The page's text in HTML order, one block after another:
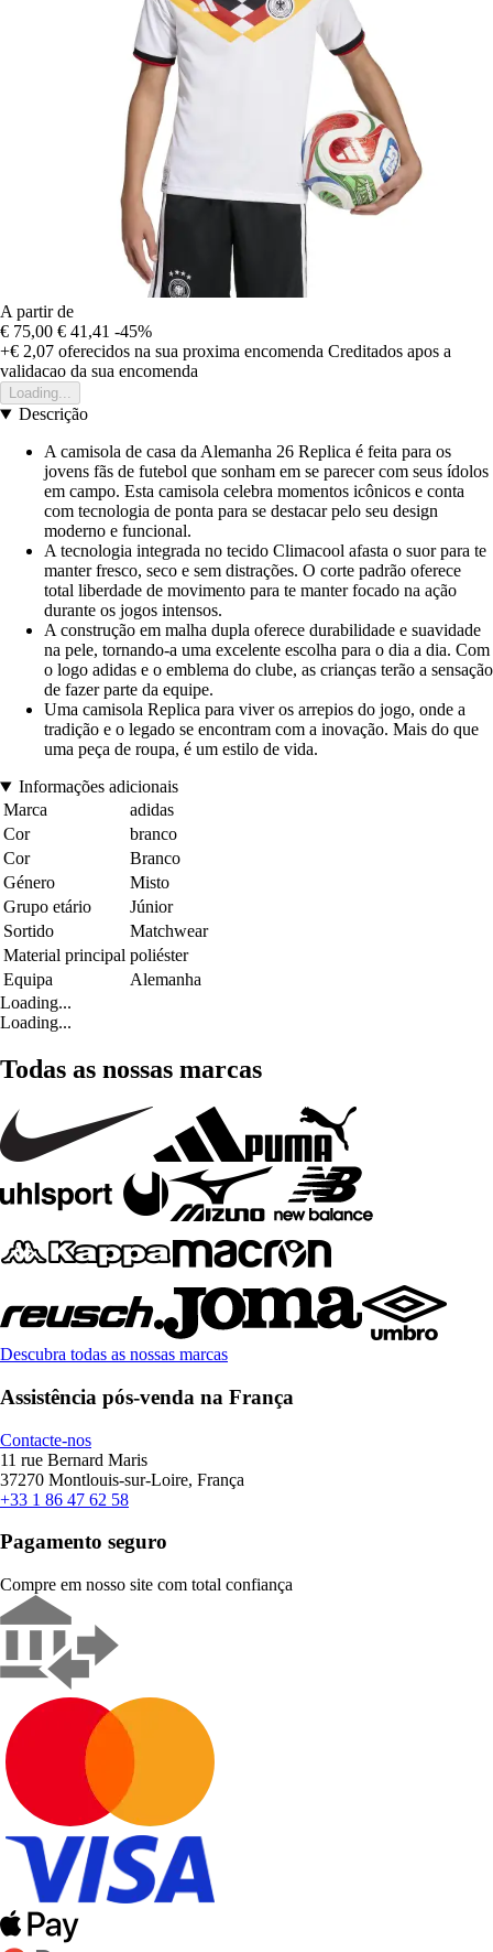
A partir de
€ 75,00 € 41,41 -45%
+€ 2,07 oferecidos na sua proxima encomenda Creditados apos a
validacao da sua encomenda
Loading...
Descrição
A camisola de casa da Alemanha 26 Replica é feita para os
jovens fãs de futebol que sonham em se parecer com seus ídolos
em campo. Esta camisola celebra momentos icônicos e conta
com tecnologia de ponta para se destacar pelo seu design
moderno e funcional.
A tecnologia integrada no tecido Climacool afasta o suor para te
manter fresco, seco e sem distrações. O corte padrão oferece
total liberdade de movimento para te manter focado na ação
durante os jogos intensos.
A construção em malha dupla oferece durabilidade e suavidade
na pele, tornando-a uma excelente escolha para o dia a dia. Com
o logo adidas e o emblema do clube, as crianças terão a sensação
de fazer parte da equipe.
Uma camisola Replica para viver os arrepios do jogo, onde a
tradição e o legado se encontram com a inovação. Mais do que
uma peça de roupa, é um estilo de vida.
Informações adicionais
Marca
adidas
Cor
branco
Cor
Branco
Género
Misto
Grupo etário
Júnior
Sortido
Matchwear
Material principal poliéster
Equipa
Alemanha
Loading...
Loading...
Todas as nossas marcas
Descubra todas as nossas marcas
Assistência pós-venda na França
Contacte-nos
11 rue Bernard Maris
37270 Montlouis-sur-Loire, França
+33 1 86 47 62 58
Pagamento seguro
Compre em nosso site com total confiança